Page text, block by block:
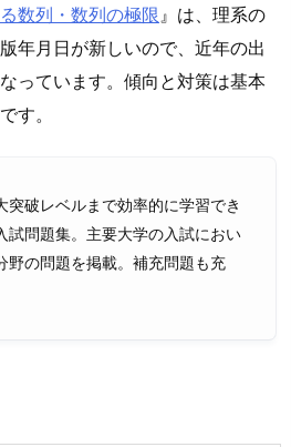
数列・数列の極限』は、理系の
年月日が新しいので、近年の出
っています。傾向と対策は基本
す。
突破レベルまで効率的に学習でき
試問題集。主要大学の入試におい
野の問題を掲載。補充問題も充